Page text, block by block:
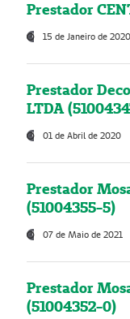
Prestador
15 de Janeiro de 2020
Prestador
LTDA
01 de Abril de 2020
Prestador
(51004355-5)
07 de Maio de 2021
Prestador
(51004352-0)